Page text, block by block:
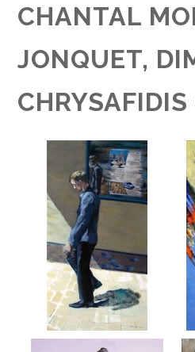
CHANTAL
JONQUET,
CHRYSAFIDIS